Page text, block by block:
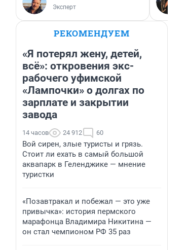
Эксперт
РЕКОМЕНДУЕМ
«Я потерял жену, детей,
всё»: откровения экс-
рабочего уфимской
«Лампочки» о долгах по
зарплате и закрытии
завода
14 часов 24 912 60
Вой сирен, злые туристы и грязь.
Стоит ли ехать в самый большой
аквапарк в Геленджике — мнение
туристки
«Позавтракал и побежал — это уже
привычка»: история пермского
марафонца Владимира Никитина —
он стал чемпионом РФ 35 раз